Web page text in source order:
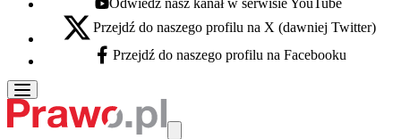
Youtube - otwiera się w nowej karcie
Odwiedź nasz kanał w serwisie YouTube
X - otwiera się w nowej karcie
Przejdź do naszego profilu na X (dawniej Twitter)
Facebook - otwiera się w nowej karcie
Przejdź do naszego profilu na Facebooku